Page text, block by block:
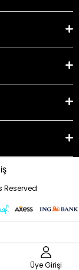
Reserved
Üye Girişi